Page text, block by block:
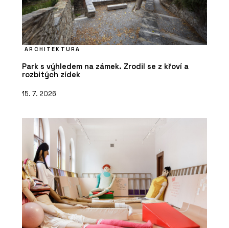
ARCHITEKTURA
Park s výhledem na zámek. Zrodil se z křoví a
rozbitých zídek
15. 7. 2026